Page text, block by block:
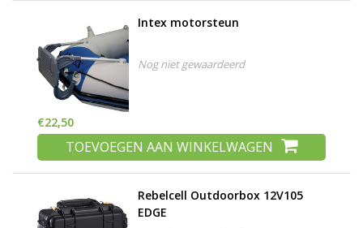
Intex motorsteun
Nog niet gewaardeerd
€22,50
TOEVOEGEN AAN WINKELWAGEN
Rebelcell Outdoorbox 12V105
EDGE